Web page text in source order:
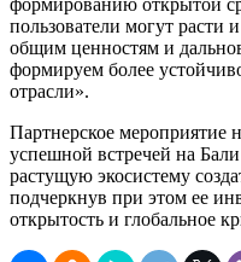
формированию открытой
пользователи могут расти
общим ценностям и
формируем более
отрасли».
Партнерское мероприятие
успешной встречей на
растущую экосистему
подчеркнув при этом ее
открытость и глобальное